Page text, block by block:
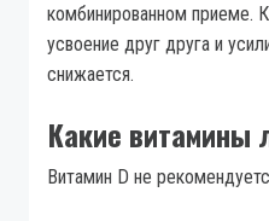
комбинированном приеме.
усвоение друг друга и
снижается.
Какие витамины
Витамин D не